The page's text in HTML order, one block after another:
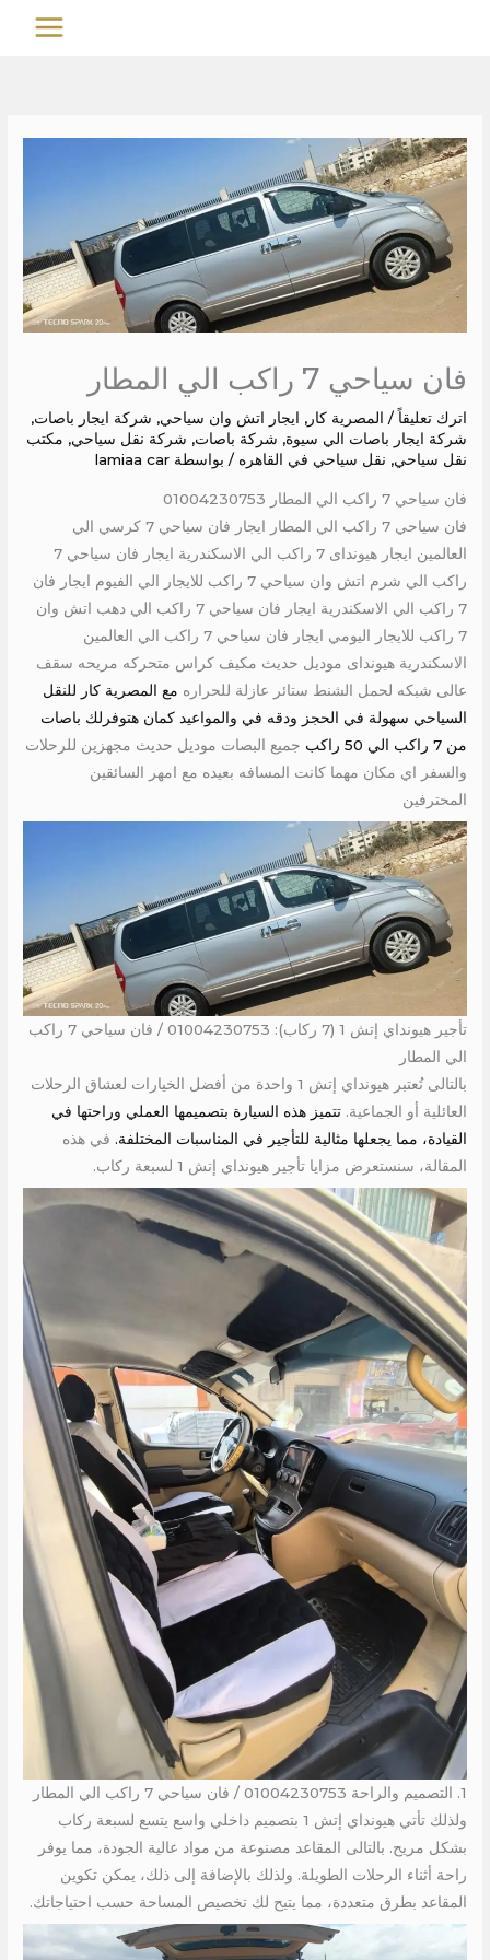
MAIN
فان سياحي 7 راكب الي المطار
اترك تعليقاً / المصرية كار, ايجار اتش وان سياحي, شركة ايجار باصات,
شركة ايجار باصات الي سيوة, شركة باصات, شركة نقل سياحي, مكتب
نقل سياحي, نقل سياحي في القاهره / بواسطة lamiaa car
فان سياحي 7 راكب الي المطار 01004230753
فان سياحي 7 راكب الي المطار ايجار فان سياحي 7 كرسي الي
العالمين ايجار هيونداى 7 راكب الي الاسكندرية ايجار فان سياحي 7
راكب الي شرم اتش وان سياحي 7 راكب للايجار الي الفيوم ايجار فان
7 راكب الي الاسكندرية ايجار فان سياحي 7 راكب الي دهب اتش وان
7 راكب للايجار اليومي ايجار فان سياحي 7 راكب الي العالمين
الاسكندرية هيونداى موديل حديث مكيف كراس متحركه مريحه سقف
عالى شبكه لحمل الشنط ستائر عازلة للحراره مع المصرية كار للنقل
السياحي سهولة في الحجز ودقه في والمواعيد كمان هتوفرلك باصات
من 7 راكب الي 50 راكب
جميع البصات موديل حديث مجهزين للرحلات
والسفر اي مكان مهما كانت المسافه بعيده مع امهر السائقين
المحترفين
تأجير هيونداي إتش 1 (7 ركاب): 01004230753 / فان سياحي 7 راكب
الي المطار
بالتالى تُعتبر هيونداي إتش 1 واحدة من أفضل الخيارات لعشاق الرحلات
العائلية أو الجماعية.تتميز هذه السيارة بتصميمها العملي وراحتها في
القيادة، مما يجعلها مثالية للتأجير في المناسبات المختلفة. في هذه
المقالة، سنستعرض مزايا تأجير هيونداي إتش 1 لسبعة ركاب.
1. التصميم والراحة 01004230753 / فان سياحي 7 راكب الي المطار
ولذلك تأتي هيونداي إتش 1 بتصميم داخلي واسع يتسع لسبعة ركاب
بشكل مريح. بالتالى المقاعد مصنوعة من مواد عالية الجودة، مما يوفر
راحة أثناء الرحلات الطويلة. ولذلك بالإضافة إلى ذلك، يمكن تكوين
المقاعد بطرق متعددة، مما يتيح لك تخصيص المساحة حسب احتياجاتك.